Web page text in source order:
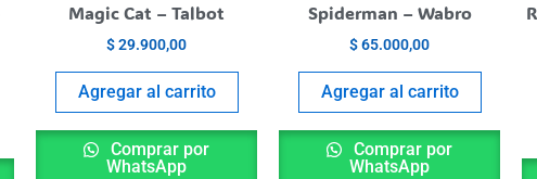
Magic Cat – Talbot
$29.900,00
Agregar al carrito
Comprar por
WhatsApp
Spiderman – Wabro
$65.000,00
Agregar al carrito
Comprar por
WhatsApp